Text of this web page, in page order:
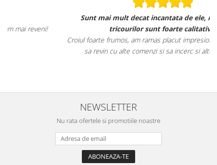
Sunt mai mult decat incantata de ele, materialele
tricourilor sunt foarte calitative,
Croiul foarte frumos, am ramas placut impresionata, abia astept
sa revin cu alte comenzi si sa incerc si alte produse.
NEWSLETTER
Nu rata ofertele si promotiile noastre